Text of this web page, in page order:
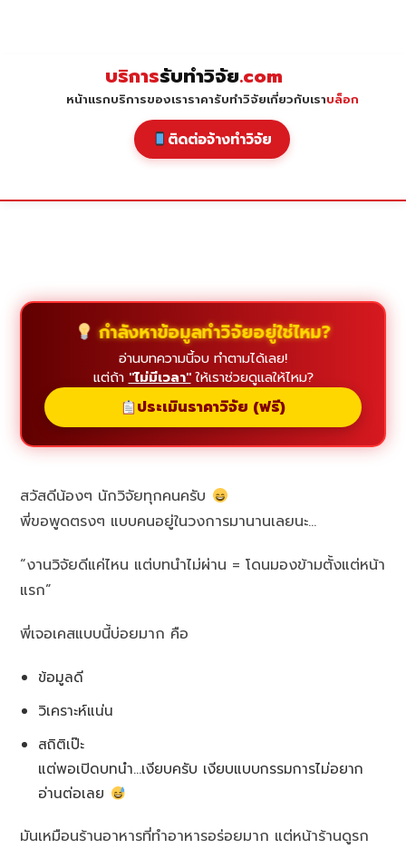
บริการรับทำวิจัย.com
หน้าแรกบริการของเราราคารับทำวิจัยเกี่ยวกับเราบล็อก
ติดต่อจ้างทำวิจัย
กำลังหาข้อมูลทำวิจัยอยู่ใช่ไหม?
อ่านบทความนี้จบ ทำตามได้เลย!
แต่ถ้า "ไม่มีเวลา"ให้เราช่วยดูแลให้ไหม?
ประเมินราคาวิจัย (ฟรี)
สวัสดีน้องๆ นักวิจัยทุกคนครับ
พี่ขอพูดตรงๆ แบบคนอยู่ในวงการมานานเลยนะ…
“งานวิจัยดีแค่ไหน แต่บทนำไม่ผ่าน = โดนมองข้ามตั้งแต่หน้า
แรก”
พี่เจอเคสแบบนี้บ่อยมาก คือ
ข้อมูลดี
วิเคราะห์แน่น
สถิติเป๊ะ
แต่พอเปิดบทนำ…เงียบครับ เงียบแบบกรรมการไม่อยาก
อ่านต่อเลย
มันเหมือนร้านอาหารที่ทำอาหารอร่อยมาก แต่หน้าร้านดูรก